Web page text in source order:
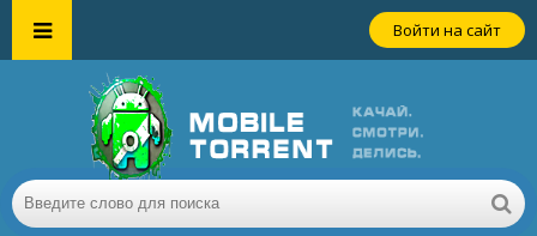
Войти на сайт